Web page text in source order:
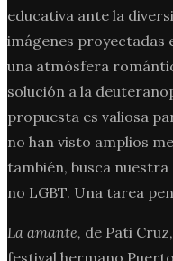
educativa ante la
imágenes proyectadas
una atmósfera
solución a la
propuesta es valiosa
no han visto amplios
también, busca
no LGBT. Una tarea
La amante, de Pati
festival hermano